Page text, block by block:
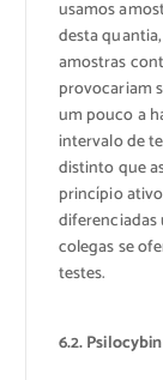
usamos
desta
amostras
provocariam
um pouco a
intervalo de
distinto que
princípio
diferenciadas
colegas se
testes.
6.2.